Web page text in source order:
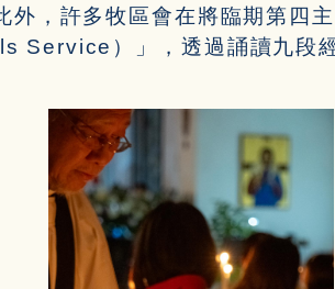
外，許多牧區會在將臨期第四
Service）」，透過誦讀九段